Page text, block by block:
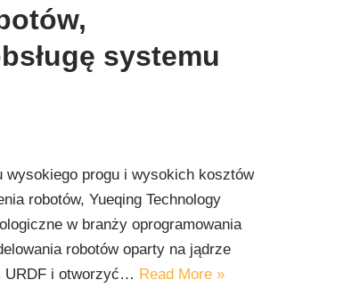
systemu
progu i wysokich kosztów
robotów, Yueqing Technology
w branży oprogramowania
robotów oparty na jądrze
URDF i otworzyć… Read More »